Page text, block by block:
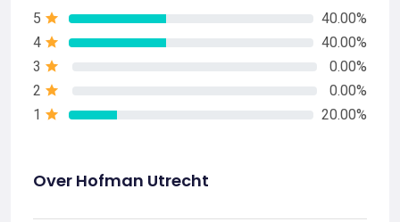
5
40.00%
4
40.00%
3
0.00%
2
0.00%
1
20.00%
Over Hofman Utrecht